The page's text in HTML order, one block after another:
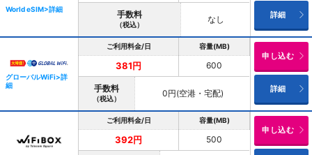
World eSIM>詳細 手数料
（税込） なし 詳細
グローバルWiFi>詳
細
ご利用料金/日 容量(MB)
381円 600
手数料
（税込） 0円(空港・宅配)
申し込む
詳細
ご利用料金/日 容量(MB)
392円 500
申し込む